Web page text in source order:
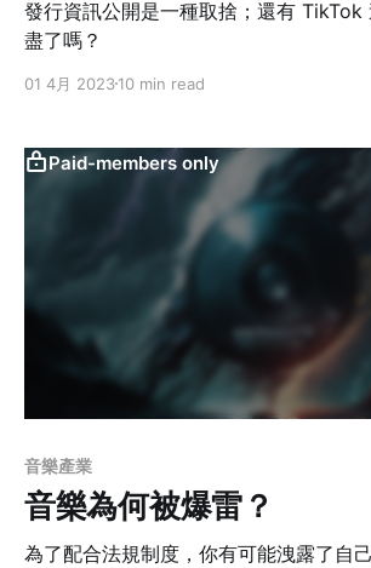
發行資訊公開是一種取捨；還有 TikTok
盡了嗎？
01 4月 202310 min read
Paid-members only
音樂產業
音樂為何被爆雷？
為了配合法規制度，你有可能洩露了自己